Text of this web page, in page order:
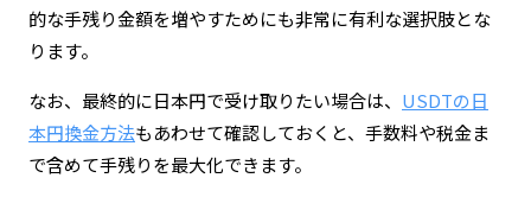
的な手残り金額を増やすためにも非常に有利な選択肢とな
ります。
なお、最終的に日本円で受け取りたい場合は、 USDTの日
本円換金方法もあわせて確認しておくと、手数料や税金ま
で含めて手残りを最大化できます。